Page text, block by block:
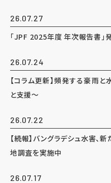
26.07.27
「JPF 2025年度 年次報告書」
26.07.24
【コラム更新】頻発する豪雨
と支援～
26.07.22
【続報】バングラデシュ水害、
地調査を実施中
26.07.17